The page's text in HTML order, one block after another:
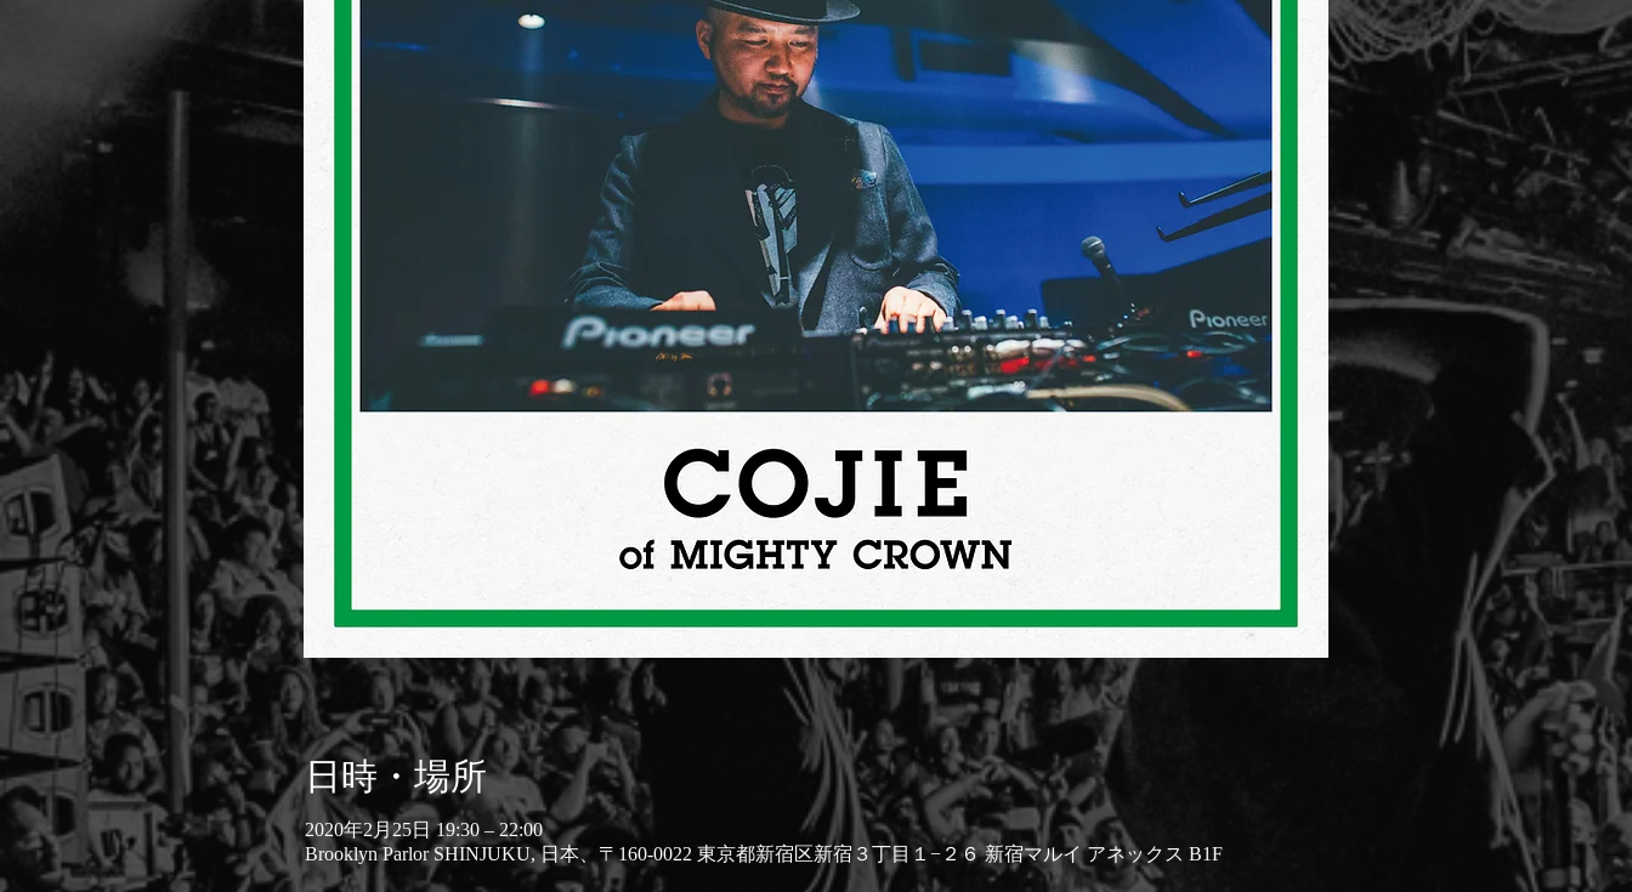
日時・場所
2020年2月25日 19:30 – 22:00
Brooklyn Parlor SHINJUKU, 日本、〒160-0022 東京都新宿区新宿３丁目１−２６ 新宿マルイ アネックス B1F